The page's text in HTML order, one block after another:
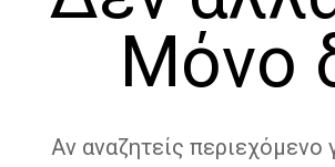
Μόνο
Αν αναζητείς περιεχόμενο